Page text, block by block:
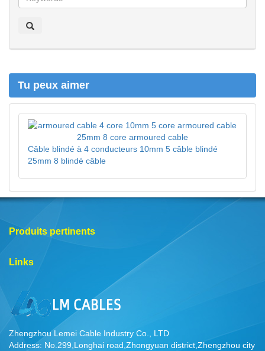
h
h
r
Tu peux aimer
Câble blindé à 4 conducteurs 10mm 5 câble blindé
25mm 8 blindé câble
Produits pertinents
Links
Zhengzhou Lemei Cable Industry Co., LTD
Address: No.299,Longhai road,Zhongyuan district,Zhengzhou city